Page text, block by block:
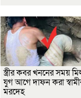
স্ত্রীর কবর খননের সময়
যুগ আগে দাফন করা
মরদেহ